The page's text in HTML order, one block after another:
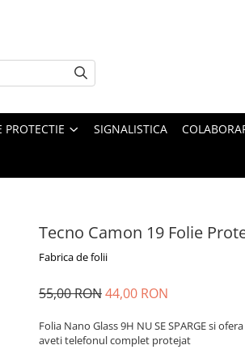
PROTECTIE SIGNALISTICA
Tecno Camon 19 Folie
Fabrica de folii
55,00 RON44,00 RON
Folia Nano Glass 9H NU SE SPARGE si
aveti telefonul complet protejat